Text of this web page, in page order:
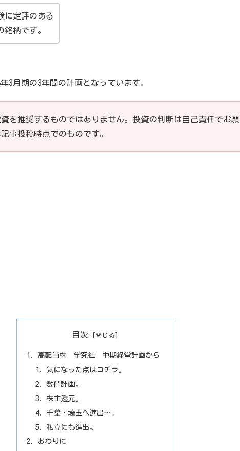
に定評のある
銘柄です。
3月期の3年間の計画となっています。
を推奨するものではありません。投資の判断は自己責任でお
事投稿時点でのものです。
目次
高配当株 学究社 中期経営計画から
気になった点はコチラ。
数値計画。
株主還元。
千葉・埼玉へ進出～。
私立にも進出。
おわりに